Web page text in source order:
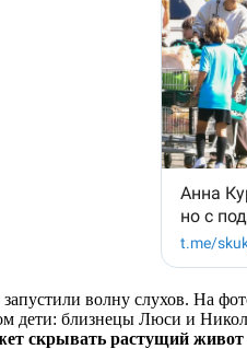
волну слухов. На
дети: близнецы Люси и
скрывать растущий